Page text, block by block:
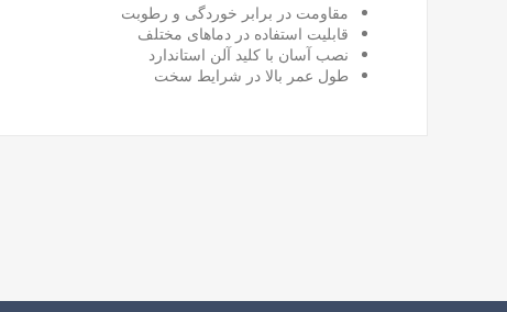
مقاومت در برابر خوردگی و رطوبت
قابلیت استفاده در دماهای مختلف
نصب آسان با کلید آلن استاندارد
طول عمر بالا در شرایط سخت